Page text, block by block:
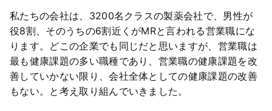
私たちの会社は、3200名クラスの製薬会社で、男性が
役8割、そのうちの6割近くがMRと言われる営業職にな
ります。どこの企業でも同じだと思いますが、営業職は
最も健康課題の多い職種であり、営業職の健康課題を改
善していかない限り、会社全体としての健康課題の改善
もない。と考え取り組んでいきました。